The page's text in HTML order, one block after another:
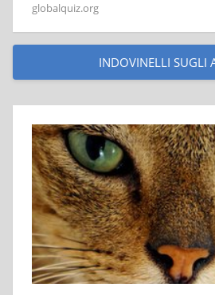
globalquiz.org
INDOVINELLI SUGLI